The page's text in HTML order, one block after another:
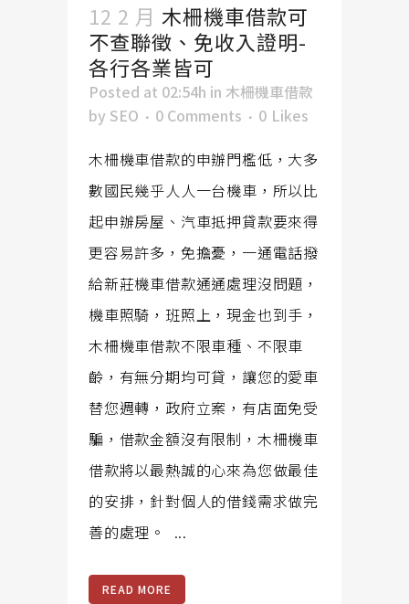
12 2 月 木柵機車借款可
不查聯徵、免收入證明-
各行各業皆可
Posted at 02:54h in 木柵機車借款
by SEO 0 Comments 0 Likes
木柵機車借款的申辦門檻低，大多
數國民幾乎人人一台機車，所以比
起申辦房屋、汽車抵押貸款要來得
更容易許多，免擔憂，一通電話撥
給新莊機車借款通通處理沒問題，
機車照騎，班照上，現金也到手，
木柵機車借款不限車種、不限車
齡，有無分期均可貸，讓您的愛車
替您週轉，政府立案，有店面免受
騙，借款金額沒有限制，木柵機車
借款將以最熱誠的心來為您做最佳
的安排，針對個人的借錢需求做完
善的處理。 ...
READ MORE